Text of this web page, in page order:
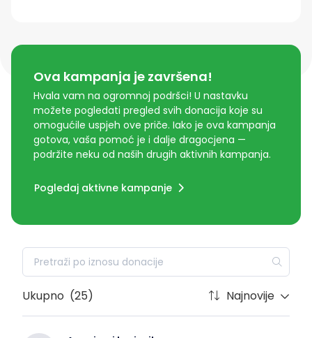
Ova kampanja je završena!
Hvala vam na ogromnoj podršci! U nastavku
možete pogledati pregled svih donacija koje su
omogućile uspjeh ove priče. Iako je ova kampanja
gotova, vaša pomoć je i dalje dragocjena —
podržite neku od naših drugih aktivnih kampanja.
Pogledaj aktivne kampanje
Ukupno (25) Najnovije